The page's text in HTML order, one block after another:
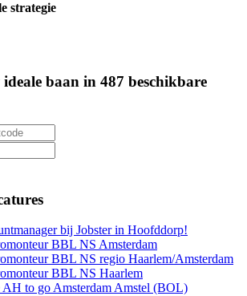
strategie
baan in 487 beschikbare
bij Jobster in Hoofddorp!
BBL NS Amsterdam
BBL NS regio Haarlem/Amsterdam
BBL NS Haarlem
AH to go Amsterdam Amstel (BOL)